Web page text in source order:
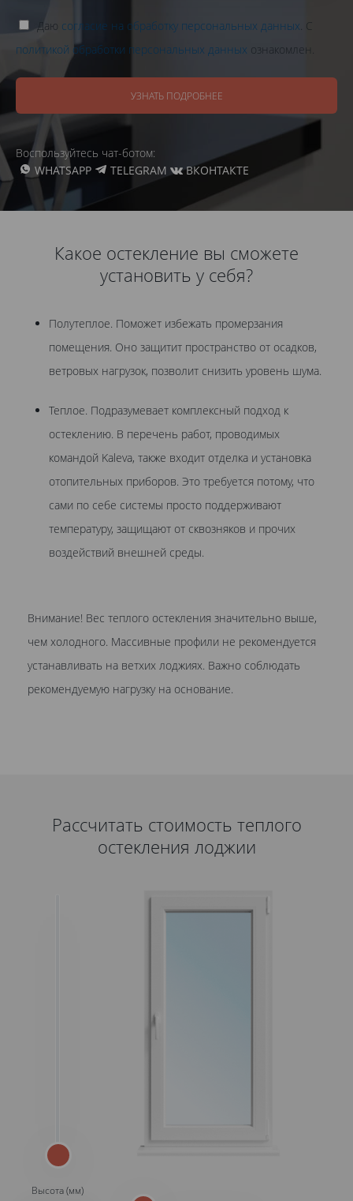
Даю согласие на обработку персональных данных. С
политикой обработки персональных данных ознакомлен.
УЗНАТЬ ПОДРОБНЕЕ
Воспользуйтесь чат-ботом:
WHATSAPP
TELEGRAM ВКОНТАКТЕ
Какое остекление вы сможете
установить у себя?
Полутеплое. Поможет избежать промерзания
помещения. Оно защитит пространство от осадков,
ветровых нагрузок, позволит снизить уровень шума.
Теплое. Подразумевает комплексный подход к
остеклению. В перечень работ, проводимых
командой Kaleva, также входит отделка и установка
отопительных приборов. Это требуется потому, что
сами по себе системы просто поддерживают
температуру, защищают от сквозняков и прочих
воздействий внешней среды.
Внимание! Вес теплого остекления значительно выше,
чем холодного. Массивные профили не рекомендуется
устанавливать на ветхих лоджиях. Важно соблюдать
рекомендуемую нагрузку на основание.
Рассчитать стоимость теплого
остекления лоджии
Высота (мм)